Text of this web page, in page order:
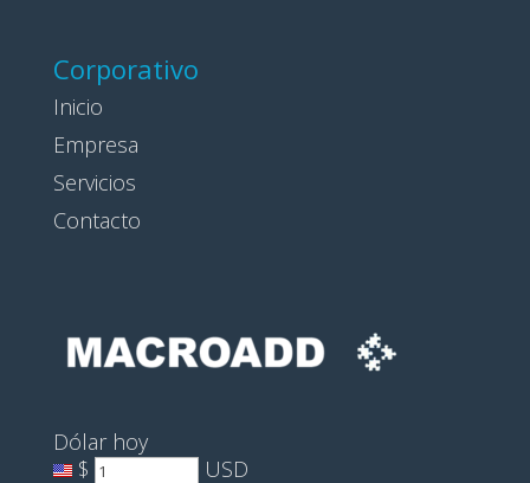
Corporativo
Inicio
Empresa
Servicios
Contacto
Dólar hoy
$
USD